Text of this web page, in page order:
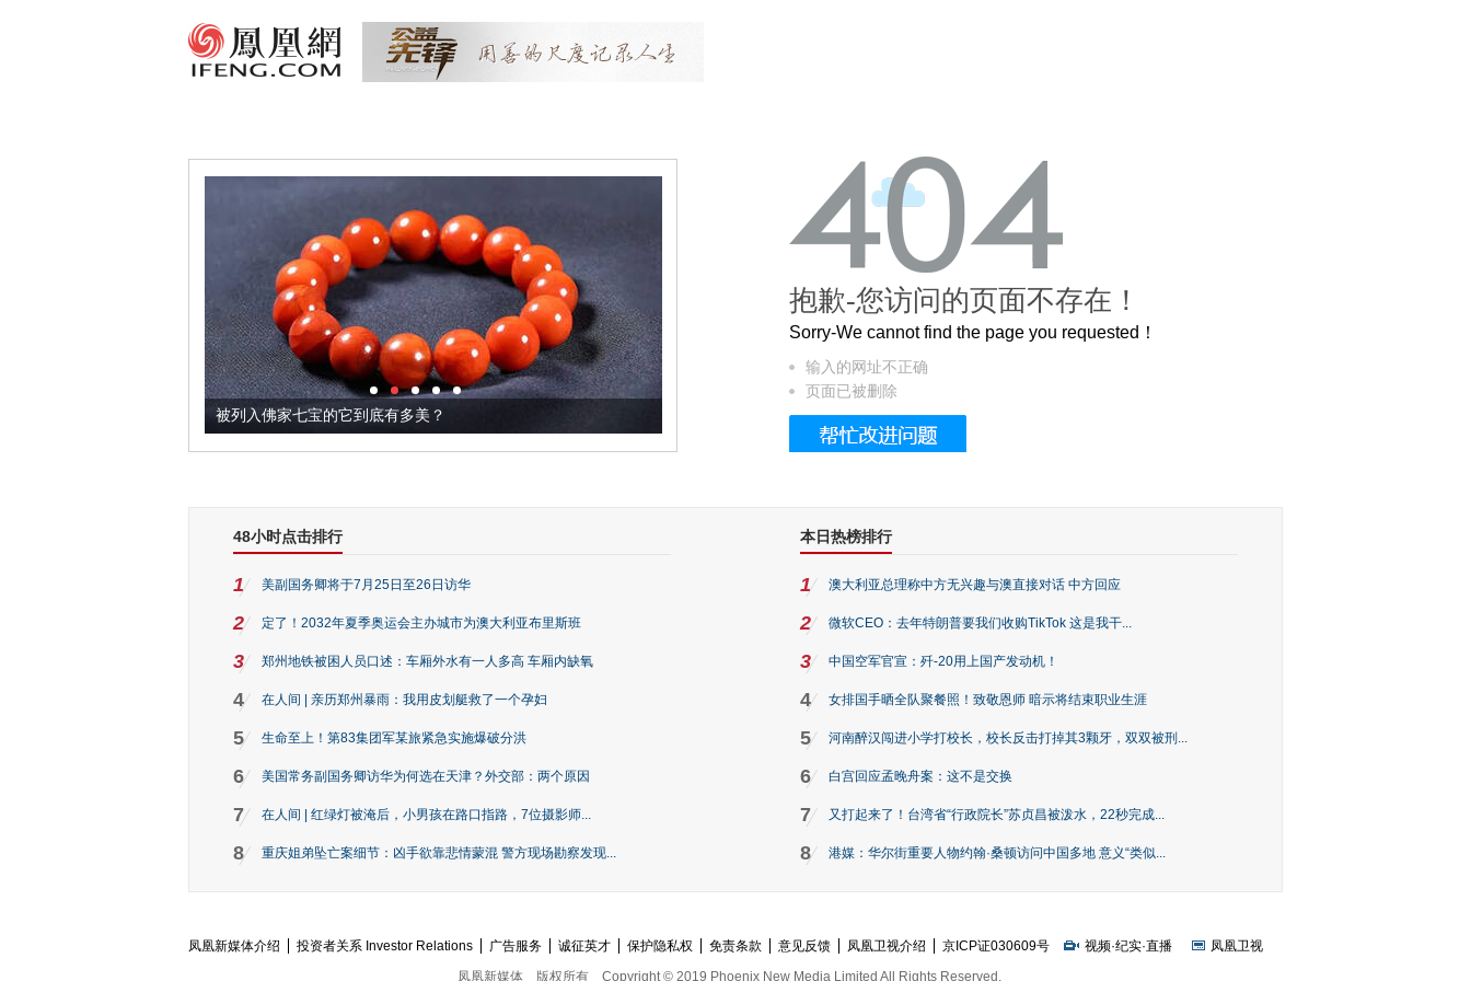
被列入佛家七宝的它到底有多美？ 这个3.2米的长卷，还原了600岁的紫禁城
抱歉-您访问的页面不存在！
Sorry-We cannot find the page you requested！
输入的网址不正确
页面已被删除
48小时点击排行
1 美副国务卿将于7月25日至26日访华
2 定了！2032年夏季奥运会主办城市为澳大利亚布里斯班
3 郑州地铁被困人员口述：车厢外水有一人多高 车厢内缺氧
4 在人间 | 亲历郑州暴雨：我用皮划艇救了一个孕妇
5 生命至上！第83集团军某旅紧急实施爆破分洪
6 美国常务副国务卿访华为何选在天津？外交部：两个原因
7 在人间 | 红绿灯被淹后，小男孩在路口指路，7位摄影师...
8 重庆姐弟坠亡案细节：凶手欲靠悲情蒙混 警方现场勘察发现...
本日热榜排行
1 澳大利亚总理称中方无兴趣与澳直接对话 中方回应
2 微软CEO：去年特朗普要我们收购TikTok 这是我干...
3 中国空军官宣：歼-20用上国产发动机！
4 女排国手晒全队聚餐照！致敬恩师 暗示将结束职业生涯
5 河南醉汉闯进小学打校长，校长反击打掉其3颗牙，双双被刑...
6 白宫回应孟晚舟案：这不是交换
7 又打起来了！台湾省“行政院长”苏贞昌被泼水，22秒完成...
8 港媒：华尔街重要人物约翰·桑顿访问中国多地 意义“类似...
凤凰新媒体介绍 投资者关系 Investor Relations 广告服务 诚征英才 保护隐私权 免责条款 意见反馈 凤凰卫视介绍 京ICP证030609号 视频·纪实·直播
凤凰卫视
凤凰新媒体
版权所有 Copyright © 2019 Phoenix New Media Limited All Rights Reserved.